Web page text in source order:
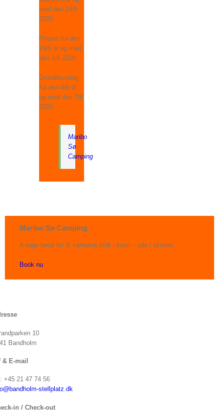
med den 24/5
2020
Pinsen fra den
29/5 til og med
den 1/6 2020
Grundlovsdag
fra den 4/6 til
og med den 7/6
2020.
Maribo
Sø
Camping
Maribo Sø Camping
4 dage betal for 3, camping midt i byen – ude i skoven
Book nu
10
Bandholm
& E-mail
+45 21 47 74 56
stellplatz.dk
in / Check-out